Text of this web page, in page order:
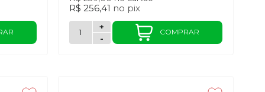
R$ 256,41 no pix
-
+
COMPRAR